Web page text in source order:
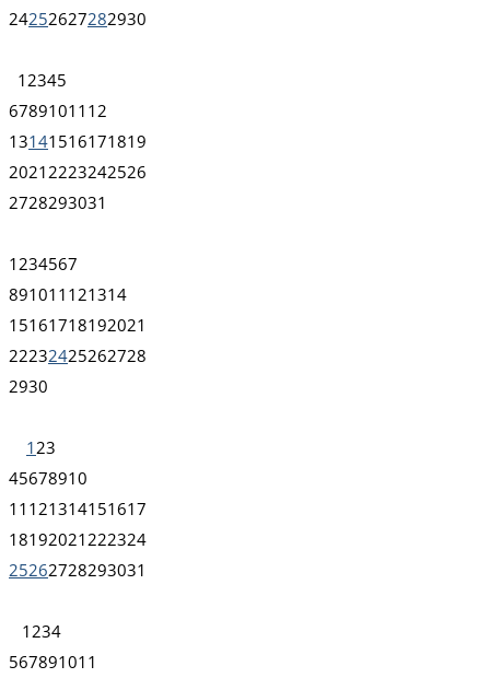
24252627282930
1 2345
67891011 12
13141516171819
2021 2223242526
2728293031
1 234567
891011 121314
15161718192021
22232425262728
2930
1 23
45678910
11 121314151617
18192021 222324
25262728293031
1 234
567891011